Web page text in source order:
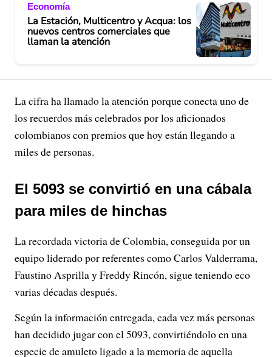
Economía
La Estación, Multicentro y Acqua: los
nuevos centros comerciales que
llaman la atención
La cifra ha llamado la atención porque conecta uno de
los recuerdos más celebrados por los aficionados
colombianos con premios que hoy están llegando a
miles de personas.
El 5093 se convirtió en una cábala
para miles de hinchas
La recordada victoria de Colombia, conseguida por un
equipo liderado por referentes como Carlos Valderrama,
Faustino Asprilla y Freddy Rincón, sigue teniendo eco
varias décadas después.
Según la información entregada, cada vez más personas
han decidido jugar con el 5093, convirtiéndolo en una
especie de amuleto ligado a la memoria de aquella